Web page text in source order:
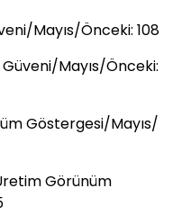
Mayıs/Önceki: 108
Mayıs/Önceki:
Göstergesi/Mayıs/
Görünüm